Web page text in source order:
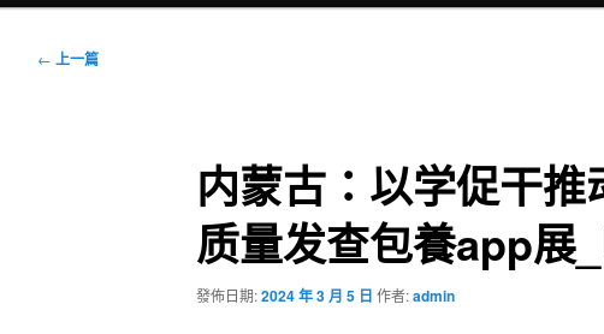
文
← 上一篇
内蒙古：以学促干推
质量发查包養app展
發佈日期:2024 年 3 月 5 日 作者:admin